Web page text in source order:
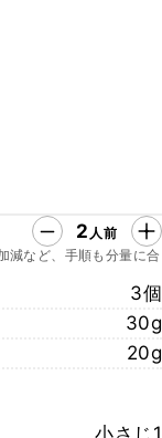
2 人前
減など、手順も分量に合
3個
30g
20g
小さじ1